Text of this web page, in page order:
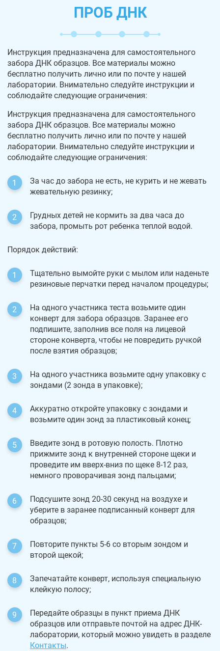
ПРОБ ДНК
Инструкция предназначена для самостоятельного
забора ДНК образцов. Все материалы можно
бесплатно получить лично или по почте у нашей
лаборатории. Внимательно следуйте инструкции и
соблюдайте следующие ограничения:
Инструкция предназначена для самостоятельного
забора ДНК образцов. Все материалы можно
бесплатно получить лично или по почте у нашей
лаборатории. Внимательно следуйте инструкции и
соблюдайте следующие ограничения:
За час до забора не есть, не курить и не жевать
жевательную резинку;
Грудных детей не кормить за два часа до
забора, промыть рот ребенка теплой водой.
Порядок действий:
Тщательно вымойте руки с мылом или наденьте
резиновые перчатки перед началом процедуры;
На одного участника теста возьмите один
конверт для забора образцов. Заранее его
подпишите, заполнив все поля на лицевой
стороне конверта, чтобы не повредить ручкой
после взятия образцов;
На одного участника возьмите одну упаковку с
зондами (2 зонда в упаковке);
Аккуратно откройте упаковку с зондами и
возьмите один зонд за пластиковый конец;
Введите зонд в ротовую полость. Плотно
прижмите зонд к внутренней стороне щеки и
проведите им вверх-вниз по щеке 8-12 раз,
немного проворачивая зонд пальцами;
Подсушите зонд 20-30 секунд на воздухе и
уберите в заранее подписанный конверт для
образцов;
Повторите пункты 5-6 со вторым зондом и
второй щекой;
Запечатайте конверт, используя специальную
клейкую полосу;
Передайте образцы в пункт приема ДНК
образцов или отправьте почтой на адрес ДНК-
лаборатории, который можно увидеть в разделе
Контакты.